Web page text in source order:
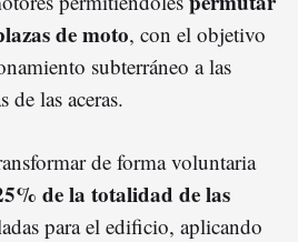
de moto, con el objetivo
subterráneo a las
de las aceras.
de forma voluntaria
de la totalidad de las
para el edificio, aplicando